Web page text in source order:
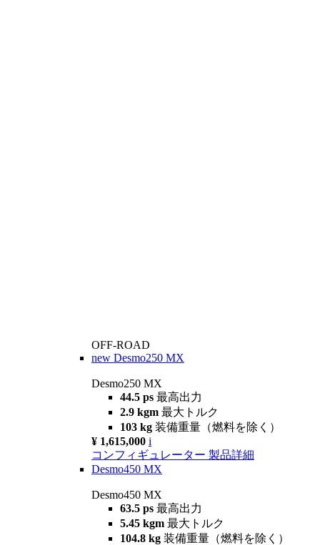
OFF-ROAD
new Desmo250 MX
Desmo250 MX
44.5 ps 最高出力
2.9 kgm 最大トルク
103 kg 装備重量（燃料を除く）
¥ 1,615,000 i
コンフィギュレーター 製品詳細
Desmo450 MX
Desmo450 MX
63.5 ps 最高出力
5.45 kgm 最大トルク
104.8 kg 装備重量（燃料を除く）